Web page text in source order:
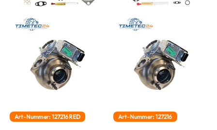
Art-Nummer: 127216RED Art-Nummer: 127216